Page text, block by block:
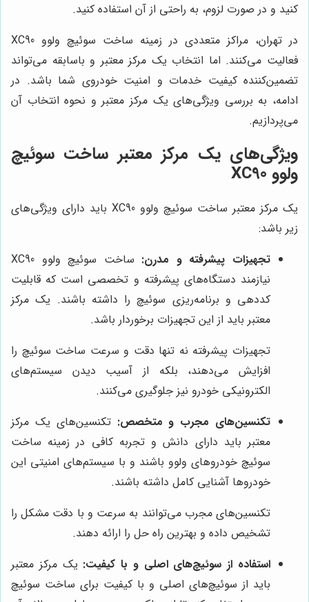
کنید و در صورت لزوم، به راحتی از آن استفاده کنید.
در تهران، مراکز متعددی در زمینه ساخت سوئیچ ولوو XC90
فعالیت می‌کنند. اما انتخاب یک مرکز معتبر و باسابقه می‌تواند
تضمین‌کننده کیفیت خدمات و امنیت خودروی شما باشد. در
ادامه، به بررسی ویژگی‌های یک مرکز معتبر و نحوه انتخاب آن
می‌پردازیم.
ویژگی‌های یک مرکز معتبر ساخت سوئیچ
ولوو XC90
یک مرکز معتبر ساخت سوئیچ ولوو XC90 باید دارای ویژگی‌های
زیر باشد:
تجهیزات پیشرفته و مدرن:
ساخت سوئیچ ولوو XC90
نیازمند دستگاه‌های پیشرفته و تخصصی است که قابلیت
کددهی و برنامه‌ریزی سوئیچ را داشته باشند. یک مرکز
معتبر باید از این تجهیزات برخوردار باشد.
تجهیزات پیشرفته نه تنها دقت و سرعت ساخت سوئیچ را
افزایش می‌دهند، بلکه از آسیب دیدن سیستم‌های
الکترونیکی خودرو نیز جلوگیری می‌کنند.
تکنسین‌های مجرب و متخصص: تکنسین‌های یک مرکز
معتبر باید دارای دانش و تجربه کافی در زمینه ساخت
سوئیچ خودروهای ولوو باشند و با سیستم‌های امنیتی این
خودروها آشنایی کامل داشته باشند.
تکنسین‌های مجرب می‌توانند به سرعت و با دقت مشکل را
تشخیص داده و بهترین راه حل را ارائه دهند.
استفاده از سوئیچ‌های اصلی و با کیفیت: یک مرکز معتبر
باید از سوئیچ‌های اصلی و با کیفیت برای ساخت سوئیچ